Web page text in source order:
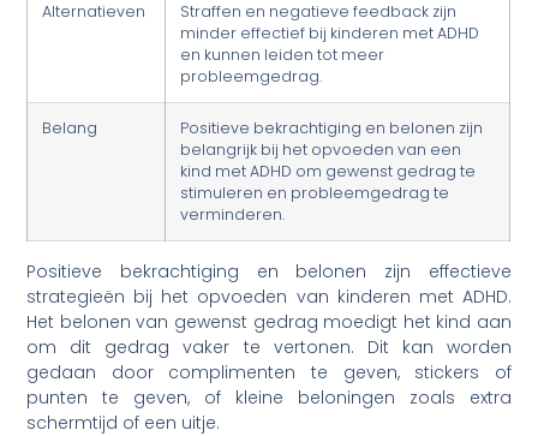
Alternatieven
Straffen en negatieve feedback zijn
minder effectief bij kinderen met ADHD
en kunnen leiden tot meer
probleemgedrag.
Belang
Positieve bekrachtiging en belonen zijn
belangrijk bij het opvoeden van een
kind met ADHD om gewenst gedrag te
stimuleren en probleemgedrag te
verminderen.
Positieve bekrachtiging en belonen zijn effectieve
strategieën bij het opvoeden van kinderen met ADHD.
Het belonen van gewenst gedrag moedigt het kind aan
om dit gedrag vaker te vertonen. Dit kan worden
gedaan door complimenten te geven, stickers of
punten te geven, of kleine beloningen zoals extra
schermtijd of een uitje.